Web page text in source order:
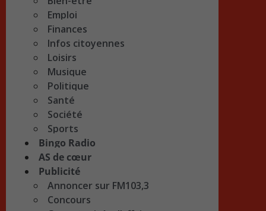
Emploi
Finances
Infos citoyennes
Loisirs
Musique
Politique
Santé
Société
Sports
Bingo Radio
AS de cœur
Publicité
Annoncer sur FM103,3
Concours